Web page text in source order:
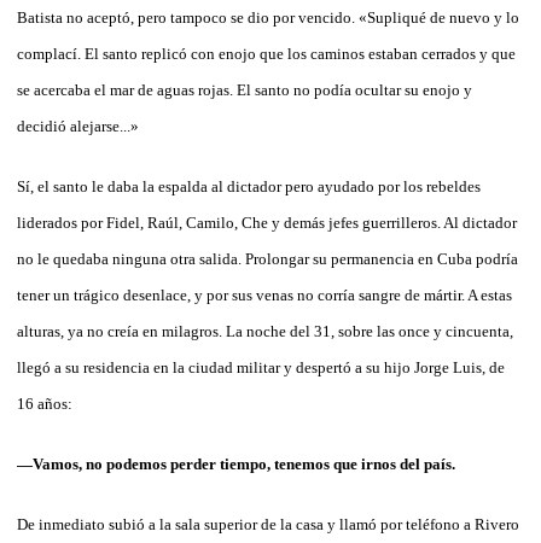
Batista no aceptó, pero tampoco se dio por vencido. «Supliqué de nuevo y lo
complací. El santo replicó con enojo que los caminos estaban cerrados y que
se acercaba el mar de aguas rojas. El santo no podía ocultar su enojo y
decidió alejarse...»
Sí, el santo le daba la espalda al dictador pero ayudado por los rebeldes
liderados por Fidel, Raúl, Camilo, Che y demás jefes guerrilleros. Al dictador
no le quedaba ninguna otra salida. Prolongar su permanencia en Cuba podría
tener un trágico desenlace, y por sus venas no corría sangre de mártir. A estas
alturas, ya no creía en milagros. La noche del 31, sobre las once y cincuenta,
llegó a su residencia en la ciudad militar y despertó a su hijo Jorge Luis, de
16 años:
—Vamos, no podemos perder tiempo, tenemos que irnos del país.
De inmediato subió a la sala superior de la casa y llamó por teléfono a Rivero